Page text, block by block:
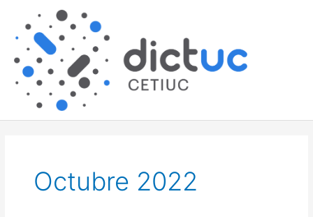
content
Octubre 2022